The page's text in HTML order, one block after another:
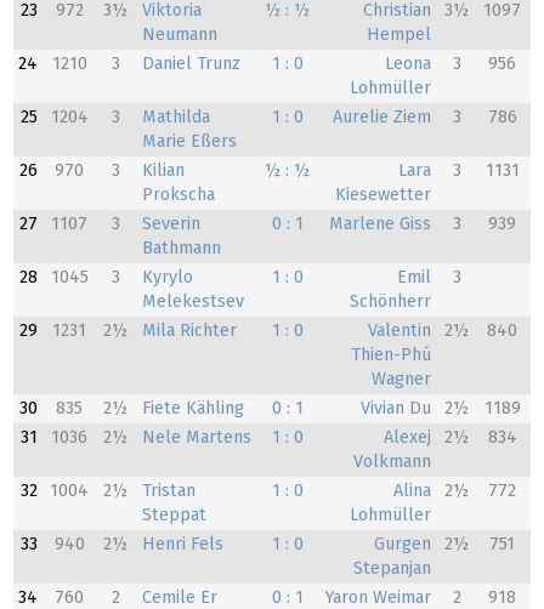
23 972 3½
Viktoria
Neumann
½ : ½
Christian
Hempel
3½ 1097
24 1210 3 Daniel Trunz 1 : 0
Leona
Lohmüller
3 956
25 1204 3
Mathilda
Marie Eßers
1 : 0 Aurelie Ziem 3 786
26 970 3
Kilian
Prokscha
½ : ½
Lara
Kiesewetter
3 1131
27 1107 3
Severin
Bathmann
0 : 1 Marlene Giss 3 939
28 1045 3
Kyrylo
Melekestsev
1 : 0
Emil
Schönherr
3
29 1231 2½ Mila Richter 1 : 0
Valentin
Thien-Phú
Wagner
2½ 840
30 835 2½ Fiete Kähling 0 : 1 Vivian Du 2½
1189
31
1036 2½ Nele Martens 1 : 0
Alexej
Volkmann
2½ 834
32 1004 2½
Tristan
Steppat
1 : 0
Alina
Lohmüller
2½ 772
33 940 2½ Henri Fels 1 : 0
Gurgen
Stepanjan
2½ 751
34 760 2 Cemile Er 0 : 1 Yaron Weimar 2
918